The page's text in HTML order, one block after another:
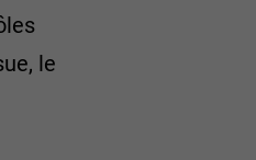
le